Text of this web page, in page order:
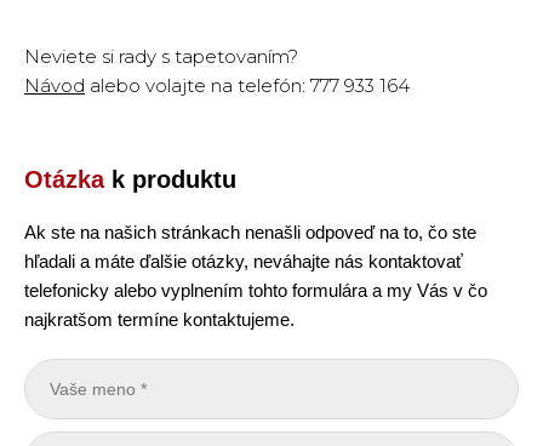
Neviete si rady s tapetovaním?
Návod alebo volajte na telefón: 777 933 164
Otázkak produktu
Ak ste na našich stránkach nenašli odpoveď na to, čo ste
hľadali a máte ďalšie otázky, neváhajte nás kontaktovať
telefonicky alebo vyplnením tohto formulára a my Vás v čo
najkratšom termíne kontaktujeme.